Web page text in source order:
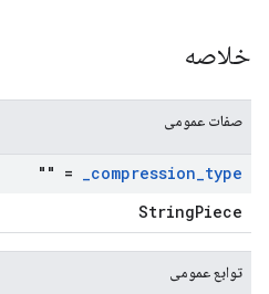
خلاصه
صفات عمومی
compression_type
_
= ""
StringPiece
توابع عمومی